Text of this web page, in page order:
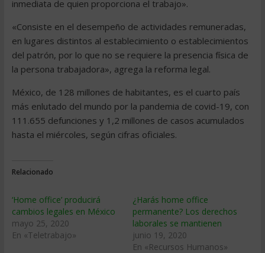
inmediata de quien proporciona el trabajo».
«Consiste en el desempeño de actividades remuneradas,
en lugares distintos al establecimiento o establecimientos
del patrón, por lo que no se requiere la presencia física de
la persona trabajadora», agrega la reforma legal.
México, de 128 millones de habitantes, es el cuarto país
más enlutado del mundo por la pandemia de covid-19, con
111.655 defunciones y 1,2 millones de casos acumulados
hasta el miércoles, según cifras oficiales.
Relacionado
‘Home office’ producirá
cambios legales en México
mayo 25, 2020
En «Teletrabajo»
¿Harás home office
permanente? Los derechos
laborales se mantienen
junio 19, 2020
En «Recursos Humanos»